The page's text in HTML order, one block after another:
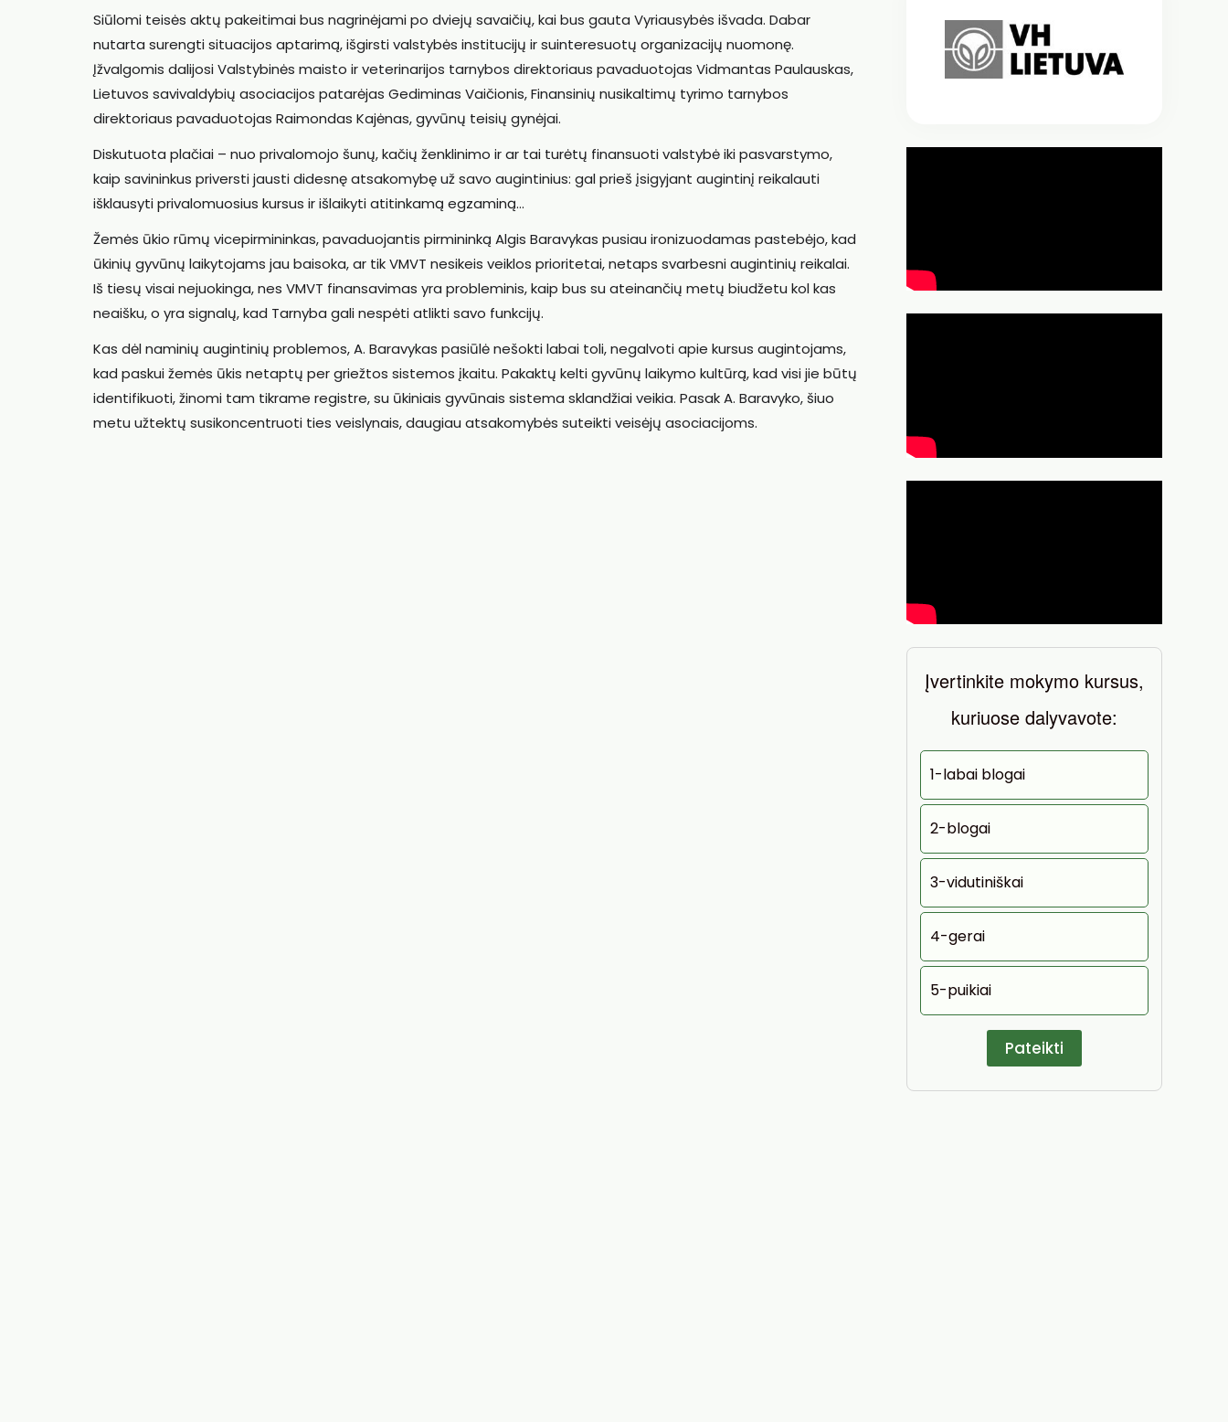
Siūlomi teisės aktų pakeitimai bus nagrinėjami po dviejų savaičių, kai bus gauta Vyriausybės išvada. Dabar
nutarta surengti situacijos aptarimą, išgirsti valstybės institucijų ir suinteresuotų organizacijų nuomonę.
Įžvalgomis dalijosi Valstybinės maisto ir veterinarijos tarnybos direktoriaus pavaduotojas Vidmantas Paulauskas,
Lietuvos savivaldybių asociacijos patarėjas Gediminas Vaičionis, Finansinių nusikaltimų tyrimo tarnybos
direktoriaus pavaduotojas Raimondas Kajėnas, gyvūnų teisių gynėjai.
Diskutuota plačiai – nuo privalomojo šunų, kačių ženklinimo ir ar tai turėtų finansuoti valstybė iki pasvarstymo,
kaip savininkus priversti jausti didesnę atsakomybę už savo augintinius: gal prieš įsigyjant augintinį reikalauti
išklausyti privalomuosius kursus ir išlaikyti atitinkamą egzaminą…
Žemės ūkio rūmų vicepirmininkas, pavaduojantis pirmininką Algis Baravykas pusiau ironizuodamas pastebėjo, kad
ūkinių gyvūnų laikytojams jau baisoka, ar tik VMVT nesikeis veiklos prioritetai, netaps svarbesni augintinių reikalai.
Iš tiesų visai nejuokinga, nes VMVT finansavimas yra probleminis, kaip bus su ateinančių metų biudžetu kol kas
neaišku, o yra signalų, kad Tarnyba gali nespėti atlikti savo funkcijų.
Kas dėl naminių augintinių problemos, A. Baravykas pasiūlė nešokti labai toli, negalvoti apie kursus augintojams,
kad paskui žemės ūkis netaptų per griežtos sistemos įkaitu. Pakaktų kelti gyvūnų laikymo kultūrą, kad visi jie būtų
identifikuoti, žinomi tam tikrame registre, su ūkiniais gyvūnais sistema sklandžiai veikia. Pasak A. Baravyko, šiuo
metu užtektų susikoncentruoti ties veislynais, daugiau atsakomybės suteikti veisėjų asociacijoms.
Įvertinkite mokymo kursus,
kuriuose dalyvavote:
1-labai blogai
2-blogai
3-vidutiniškai
4-gerai
5-puikiai